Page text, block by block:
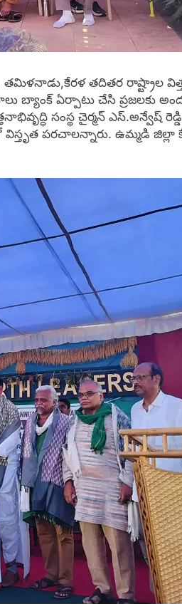
తదితర రాష్ట్రాల
బ్యాంక్ ఏర్పాటు చేసి ప్రజలకు
సంస్థ చైర్మన్ ఎస్.అన్వేష్
పరచాలన్నారు. ఉమ్మడి జిల్లా